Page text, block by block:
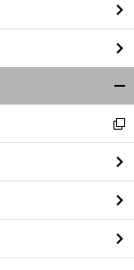
前
閉
る
新
し
い
ウ
ィ
ン
ド
ウ